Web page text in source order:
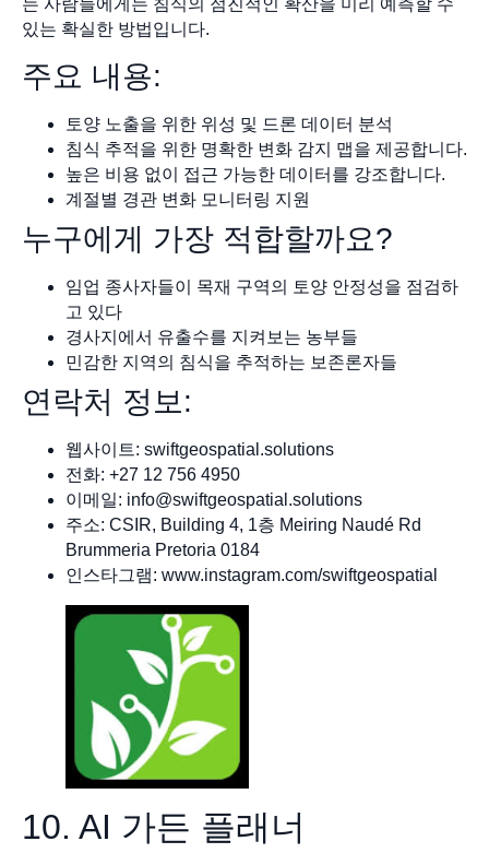
는 사람들에게는 침식의 점진적인 확산을 미리 예측할 수
있는 확실한 방법입니다.
주요 내용:
토양 노출을 위한 위성 및 드론 데이터 분석
침식 추적을 위한 명확한 변화 감지 맵을 제공합니다.
높은 비용 없이 접근 가능한 데이터를 강조합니다.
계절별 경관 변화 모니터링 지원
누구에게 가장 적합할까요?
임업 종사자들이 목재 구역의 토양 안정성을 점검하
고 있다
경사지에서 유출수를 지켜보는 농부들
민감한 지역의 침식을 추적하는 보존론자들
연락처 정보:
웹사이트: swiftgeospatial.solutions
전화: +27 12 756 4950
이메일: info@swiftgeospatial.solutions
주소: CSIR, Building 4, 1층 Meiring Naudé Rd
Brummeria Pretoria 0184
인스타그램: www.instagram.com/swiftgeospatial
10. AI 가든 플래너